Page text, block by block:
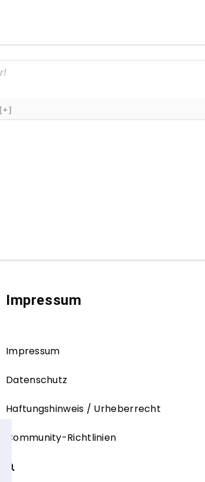
[+]
Impressum
Impressum
Datenschutz
Haftungshinweis / Urheberrecht
Community-Richtlinien